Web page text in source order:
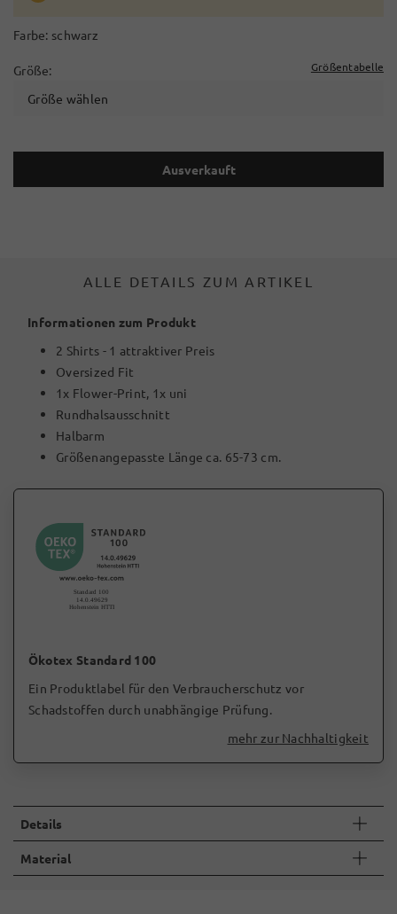
Farbe: schwarz
Größe: Größentabelle
Größe wählen
Ausverkauft
ALLE DETAILS ZUM ARTIKEL
Informationen zum Produkt
2 Shirts - 1 attraktiver Preis
Oversized Fit
1x Flower-Print, 1x uni
Rundhalsausschnitt
Halbarm
Größenangepasste Länge ca. 65-73 cm.
Ökotex Standard 100
Ein Produktlabel für den Verbraucherschutz vor
Schadstoffen durch unabhängige Prüfung.
mehr zur Nachhaltigkeit
Details
Material